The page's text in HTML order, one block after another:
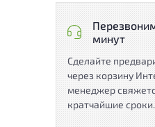
минут
Сделайте
через корзину
менеджер
кратчайшие сроки.